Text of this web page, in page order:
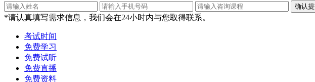
*请认真填写需求信息，我们会在24小时内与您取得联系。
考试时间
免费学习
免费试听
免费直播
免费资料